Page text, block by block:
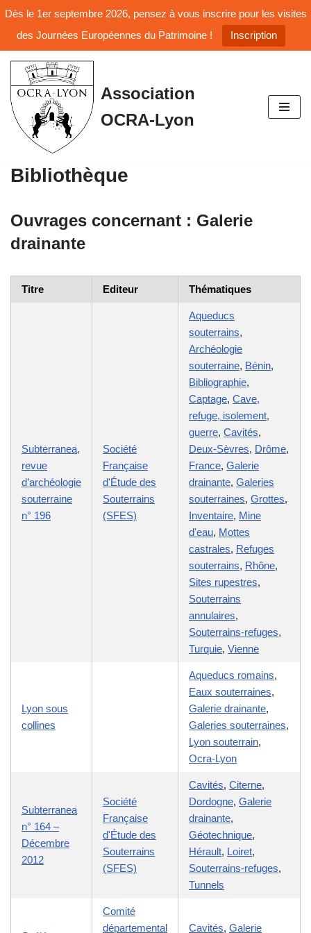
Dès le 1er septembre 2026, pensez à vous inscrire pour les visites
des Journées Européennes du Patrimoine !
Inscription
Aller
au
contenu
Association
OCRA-Lyon
Bibliothèque
Ouvrages concernant : Galerie
drainante
Titre Editeur Thématiques
Subterranea,
revue
d’archéologie
souterraine
n° 196
Société
Française
d'Étude des
Souterrains
(SFES)
Aqueducs
souterrains,
Archéologie
souterraine, Bénin,
Bibliographie,
Captage, Cave,
refuge, isolement,
guerre, Cavités,
Deux-Sèvres, Drôme,
France, Galerie
drainante, Galeries
souterraines, Grottes,
Inventaire, Mine
d'eau, Mottes
castrales, Refuges
souterrains, Rhône,
Sites rupestres,
Souterrains
annulaires,
Souterrains-refuges,
Turquie, Vienne
Lyon sous
collines
Aqueducs romains,
Eaux souterraines,
Galerie drainante,
Galeries souterraines,
Lyon souterrain,
Ocra-Lyon
Subterranea
n° 164 –
Décembre
2012
Société
Française
d'Étude des
Souterrains
(SFES)
Cavités, Citerne,
Dordogne, Galerie
drainante,
Géotechnique,
Hérault, Loiret,
Souterrains-refuges,
Tunnels
Comité
départemental
Cavités, Galerie